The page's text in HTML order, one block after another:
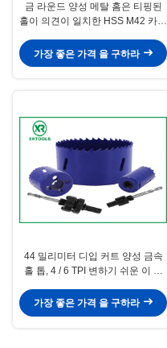
금 라운드 양성 메탈 홈은 티핑된
홀이 의견이 일치한 HSS M42 카바
가장 좋은 가격 을 구하라
44 밀리미터 디입 커트 양성 금속
홀 톱, 4 / 6 TPI 변하기 쉬운 이 금
가장 좋은 가격 을 구하라